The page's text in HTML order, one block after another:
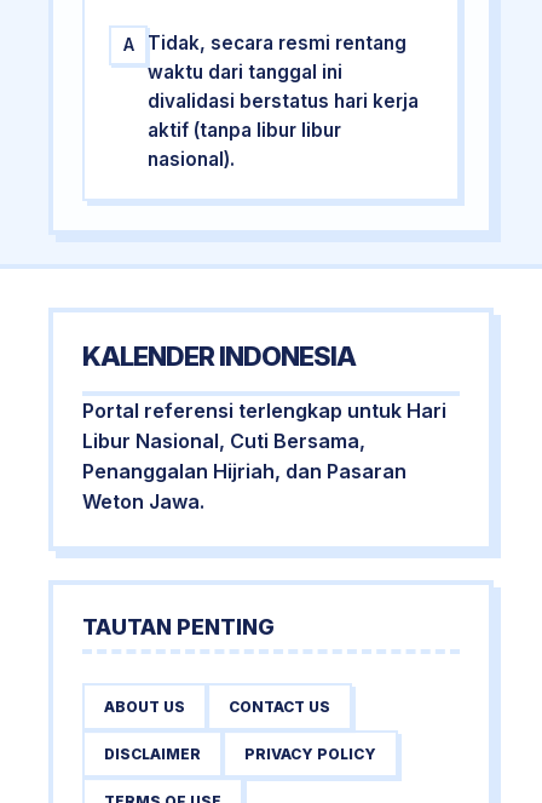
A
Tidak, secara resmi rentang
waktu dari tanggal ini
divalidasi berstatus hari kerja
aktif (tanpa libur libur
nasional).
KALENDER INDONESIA
Portal referensi terlengkap untuk Hari
Libur Nasional, Cuti Bersama,
Penanggalan Hijriah, dan Pasaran
Weton Jawa.
TAUTAN PENTING
ABOUT US CONTACT US
DISCLAIMER PRIVACY POLICY